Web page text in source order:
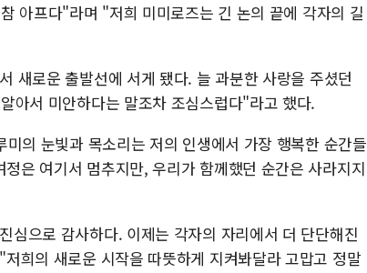
아프다"라며 "저희 미미로즈는 긴 논의 끝에 각자의 길
새로운 출발선에 서게 됐다. 늘 과분한 사랑을 주셨던
아서 미안하다는 말조차 조심스럽다"라고 했다.
의 눈빛과 목소리는 저의 인생에서 가장 행복한 순간들
은 여기서 멈추지만, 우리가 함께했던 순간은 사라지지
심으로 감사하다. 이제는 각자의 자리에서 더 단단해진
희의 새로운 시작을 따뜻하게 지켜봐달라 고맙고 정말